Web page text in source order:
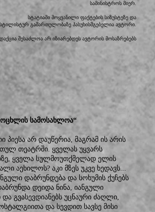
სამინისტროს მიერ.
სტატიაში მოყვანილი ფაქტების სიზუსტეზე და
გამართულობაზე პასუხისმგებელია ავტორი.
შესაძლოა არ იზიარებდეს ავტორის მოსაზრებებს
სამოსახლოა“
არ დაუწერია, მაგრამ ის არის
თეატრში. ყველას უყვარს
ყველა სულმოუთქმელად ელის
აეხილოს? აკი მზეს უკვე ხედავს...
დაბრუნდება და სოხუმის ქუჩებს
დეიდა ნინა, იანგული
გვასევდიანებს უცნაური ძაღლი,
და სევდით სავსე მისი